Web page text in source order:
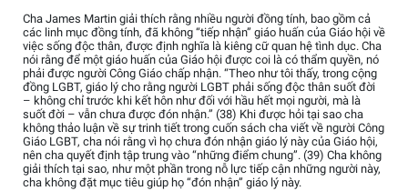
Cha James Martin giải thích rằng nhiều người đồng tính, bao gồm cả
các linh mục đồng tính, đã không “tiếp nhận” giáo huấn của Giáo hội về
việc sống độc thân, được định nghĩa là kiêng cữ quan hệ tình dục. Cha
nói rằng để một giáo huấn của Giáo hội được coi là có thẩm quyền, nó
phải được người Công Giáo chấp nhận. “Theo như tôi thấy, trong cộng
đồng LGBT, giáo lý cho rằng người LGBT phải sống độc thân suốt đời
– không chỉ trước khi kết hôn như đối với hầu hết mọi người, mà là
suốt đời – vẫn chưa được đón nhận.” (38) Khi được hỏi tại sao cha
không thảo luận về sự trinh tiết trong cuốn sách cha viết về người Công
Giáo LGBT, cha nói rằng vì họ chưa đón nhận giáo lý này của Giáo hội,
nên cha quyết định tập trung vào “những điểm chung”. (39) Cha không
giải thích tại sao, như một phần trong nỗ lực tiếp cận những người này,
cha không đặt mục tiêu giúp họ “đón nhận” giáo lý này.